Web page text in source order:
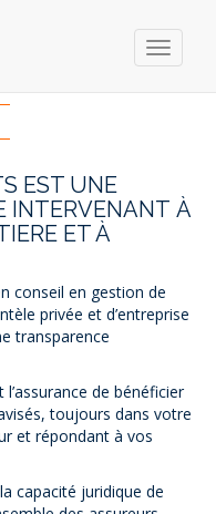
Toggle
EST UNE
INTERVENANT À
ET À
conseil en gestion de
privée et d’entreprise
transparence
de bénéficier
toujours dans votre
et répondant à vos
capacité juridique de